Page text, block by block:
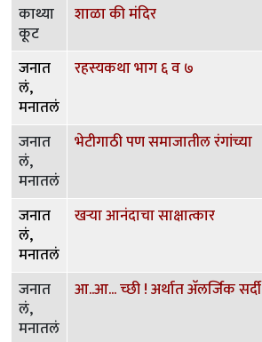
काथ्या
कूट
शाळा की मंदिर
जनात
लं,
मनातलं
रहस्यकथा भाग ६ व ७
जनात
लं,
मनातलं
भेटीगाठी पण समाजातील रंगांच्या
जनात
लं,
मनातलं
खऱ्या आनंदाचा साक्षात्कार
जनात
लं,
मनातलं
आ..आ... च्छी ! अर्थात अ‍ॅलर्जिक सर्दी